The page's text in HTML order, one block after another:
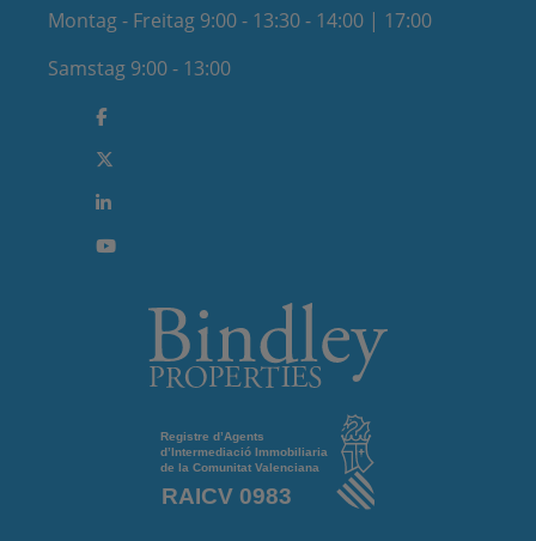
Montag - Freitag 9:00 - 13:30 - 14:00 | 17:00
Samstag 9:00 - 13:00